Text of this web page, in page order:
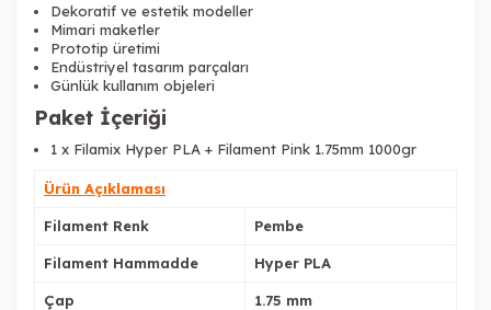
Dekoratif ve estetik modeller
Mimari maketler
Prototip üretimi
Endüstriyel tasarım parçaları
Günlük kullanım objeleri
Paket İçeriği
1 x Filamix Hyper PLA + Filament Pink 1.75mm 1000gr
Ürün Açıklaması
Filament Renk Pembe
Filament Hammadde Hyper PLA
Çap 1.75 mm